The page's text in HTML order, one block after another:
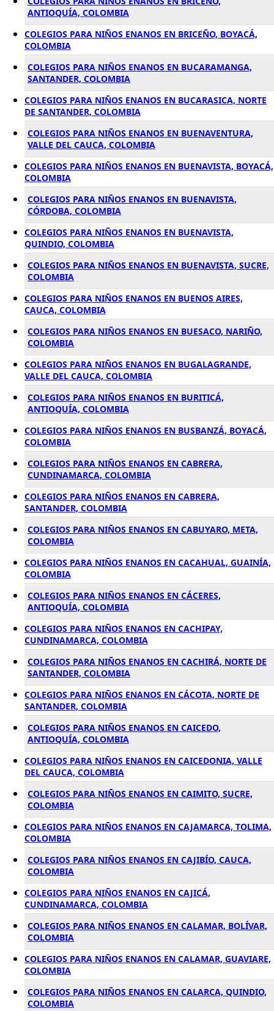
ANTIOQUÍA, COLOMBIA
COLEGIOS PARA NIÑOS ENANOS EN BRICEÑO, BOYACÁ,
COLOMBIA
COLEGIOS PARA NIÑOS ENANOS EN BUCARAMANGA,
SANTANDER, COLOMBIA
COLEGIOS PARA NIÑOS ENANOS EN BUCARASICA, NORTE
DE SANTANDER, COLOMBIA
COLEGIOS PARA NIÑOS ENANOS EN BUENAVENTURA,
VALLE DEL CAUCA, COLOMBIA
COLEGIOS PARA NIÑOS ENANOS EN BUENAVISTA, BOYACÁ,
COLOMBIA
COLEGIOS PARA NIÑOS ENANOS EN BUENAVISTA,
CÓRDOBA, COLOMBIA
COLEGIOS PARA NIÑOS ENANOS EN BUENAVISTA,
QUINDIO, COLOMBIA
COLEGIOS PARA NIÑOS ENANOS EN BUENAVISTA, SUCRE,
COLOMBIA
COLEGIOS PARA NIÑOS ENANOS EN BUENOS AIRES,
CAUCA, COLOMBIA
COLEGIOS PARA NIÑOS ENANOS EN BUESACO, NARIÑO,
COLOMBIA
COLEGIOS PARA NIÑOS ENANOS EN BUGALAGRANDE,
VALLE DEL CAUCA, COLOMBIA
COLEGIOS PARA NIÑOS ENANOS EN BURITICÁ,
ANTIOQUÍA, COLOMBIA
COLEGIOS PARA NIÑOS ENANOS EN BUSBANZÁ, BOYACÁ,
COLOMBIA
COLEGIOS PARA NIÑOS ENANOS EN CABRERA,
CUNDINAMARCA, COLOMBIA
COLEGIOS PARA NIÑOS ENANOS EN CABRERA,
SANTANDER, COLOMBIA
COLEGIOS PARA NIÑOS ENANOS EN CABUYARO, META,
COLOMBIA
COLEGIOS PARA NIÑOS ENANOS EN CACAHUAL, GUAINÍA,
COLOMBIA
COLEGIOS PARA NIÑOS ENANOS EN CÁCERES,
ANTIOQUÍA, COLOMBIA
COLEGIOS PARA NIÑOS ENANOS EN CACHIPAY,
CUNDINAMARCA, COLOMBIA
COLEGIOS PARA NIÑOS ENANOS EN CACHIRÁ, NORTE DE
SANTANDER, COLOMBIA
COLEGIOS PARA NIÑOS ENANOS EN CÁCOTA, NORTE DE
SANTANDER, COLOMBIA
COLEGIOS PARA NIÑOS ENANOS EN CAICEDO,
ANTIOQUÍA, COLOMBIA
COLEGIOS PARA NIÑOS ENANOS EN CAICEDONIA, VALLE
DEL CAUCA, COLOMBIA
COLEGIOS PARA NIÑOS ENANOS EN CAIMITO, SUCRE,
COLOMBIA
COLEGIOS PARA NIÑOS ENANOS EN CAJAMARCA, TOLIMA,
COLOMBIA
COLEGIOS PARA NIÑOS ENANOS EN CAJIBÍO, CAUCA,
COLOMBIA
COLEGIOS PARA NIÑOS ENANOS EN CAJICÁ,
CUNDINAMARCA, COLOMBIA
COLEGIOS PARA NIÑOS ENANOS EN CALAMAR, BOLÍVAR,
COLOMBIA
COLEGIOS PARA NIÑOS ENANOS EN CALAMAR, GUAVIARE,
COLOMBIA
COLEGIOS PARA NIÑOS ENANOS EN CALARCA, QUINDIO,
COLOMBIA